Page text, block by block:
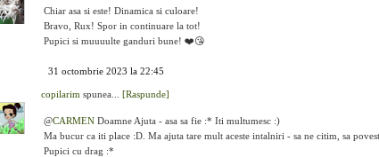
Chiar asa si este! Dinamica si culoare!
Bravo, Rux! Spor in continuare la tot!
Pupici si muuuulte ganduri bune! ❤️😘
31 octombrie 2023 la 22:45
copilarim spunea... [Raspunde]
@CARMEN Doamne Ajuta - asa sa fie :* Iti multumesc :)
Ma bucur ca iti place :D. Ma ajuta tare mult aceste intalniri - sa ne citim, sa
Pupici cu drag :*